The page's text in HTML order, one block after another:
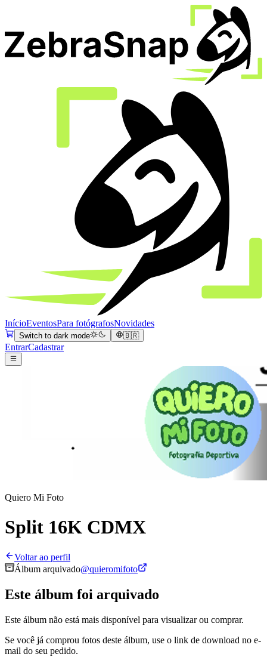
InícioEventosPara fotógrafosNovidades
Switch to dark mode 🇧🇷
EntrarCadastrar
Quiero Mi Foto
Split 16K CDMX
Voltar ao perfil
Álbum arquivado@quieromifoto
Este álbum foi arquivado
Este álbum não está mais disponível para visualizar ou comprar.
Se você já comprou fotos deste álbum, use o link de download no e-
mail do seu pedido.